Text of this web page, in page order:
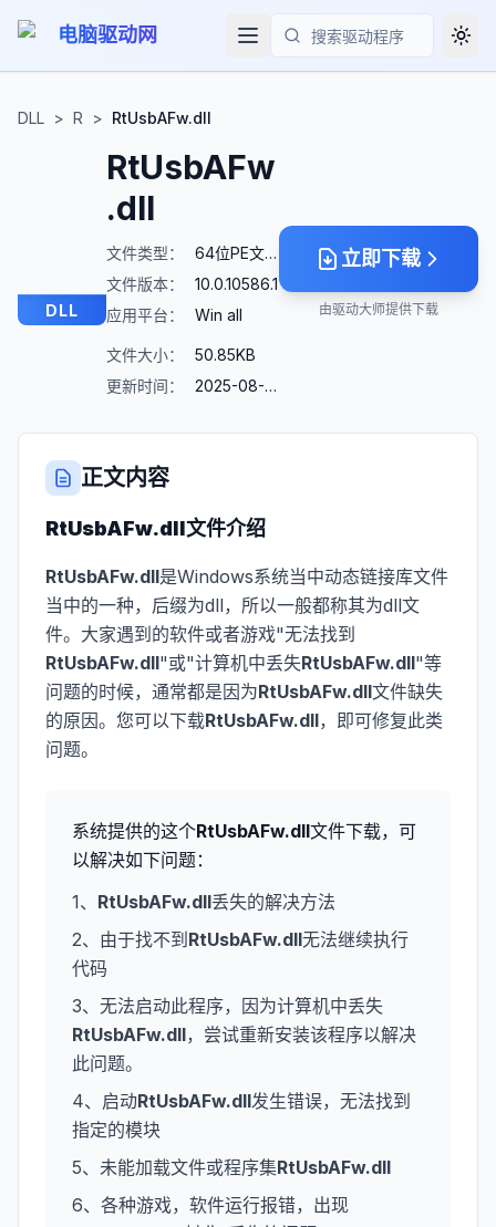
电脑驱动网
搜索
DLL > R > RtUsbAFw.dll
DLL
RtUsbAFw
.dll
文件类型：
64位PE文件
文件版本：
10.0.10586.1
应用平台：
Win all
文件大小：
50.85KB
更新时间：
2025-08-23
立即下载
由驱动大师提供下载
正文内容
RtUsbAFw.dll文件介绍
RtUsbAFw.dll是Windows系统当中动态链接库文件
当中的一种，后缀为dll，所以一般都称其为dll文
件。大家遇到的软件或者游戏"无法找到
RtUsbAFw.dll"或"计算机中丢失RtUsbAFw.dll"等
问题的时候，通常都是因为RtUsbAFw.dll文件缺失
的原因。您可以下载RtUsbAFw.dll，即可修复此类
问题。
系统提供的这个RtUsbAFw.dll文件下载，可
以解决如下问题：
1、 RtUsbAFw.dll丢失的解决方法
2、由于找不到 RtUsbAFw.dll无法继续执行
代码
3、无法启动此程序，因为计算机中丢失
RtUsbAFw.dll，尝试重新安装该程序以解决
此问题。
4、启动RtUsbAFw.dll发生错误，无法找到
指定的模块
5、未能加载文件或程序集RtUsbAFw.dll
6、各种游戏，软件运行报错，出现